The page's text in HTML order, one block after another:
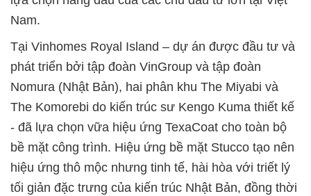
Nam.
Tại Vinhomes Royal Island – dự án được đầu tư và
phát triển bởi tập đoàn VinGroup và tập đoàn
Nomura (Nhật Bản), hai phân khu The Miyabi và
The Komorebi do kiến trúc sư Kengo Kuma thiết kế
- đã lựa chọn vữa hiệu ứng TexaCoat cho toàn bộ
bề mặt công trình. Hiệu ứng bề mặt Stucco tạo nên
hiệu ứng thô mộc nhưng tinh tế, hài hòa với triết lý
tối giản đặc trưng của kiến trúc Nhật Bản, đồng thời